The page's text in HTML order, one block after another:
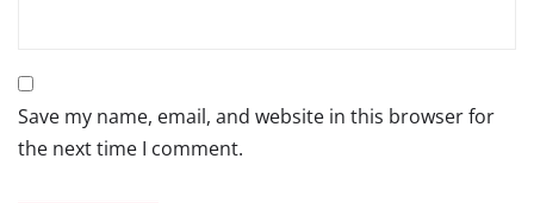
Save my name, email, and website in this browser for
the next time I comment.